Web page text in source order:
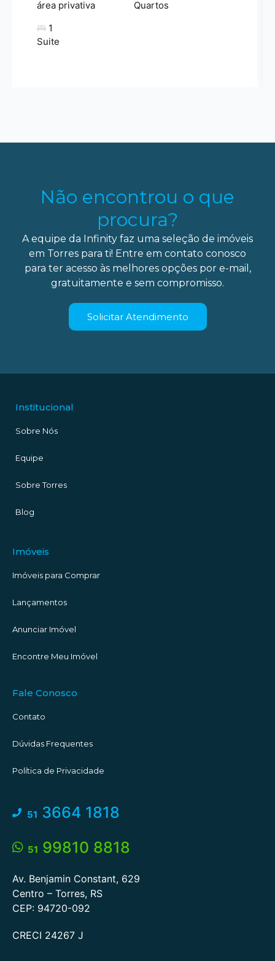
área privativa
Quartos
1
Suite
Não encontrou o que
procura?
A equipe da Infinity faz uma seleção de imóveis
em Torres para ti! Entre em contato conosco
para ter acesso às melhores opções por e-mail,
gratuitamente e sem compromisso.
Solicitar Atendimento
Institucional
Sobre Nós
Equipe
Sobre Torres
Blog
Imóveis
Imóveis para Comprar
Lançamentos
Anunciar Imóvel
Encontre Meu Imóvel
Fale Conosco
Contato
Dúvidas Frequentes
Política de Privacidade
51 3664 1818
51 99810 8818
Av. Benjamin Constant, 629
Centro – Torres, RS
CEP: 94720-092
CRECI 24267 J